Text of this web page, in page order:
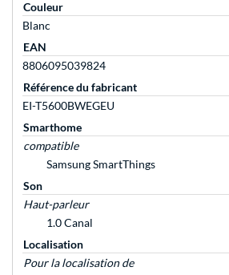
Couleur
Blanc
EAN
8806095039824
Référence du fabricant
EI-T5600BWEGEU
Smarthome
compatible
Samsung SmartThings
Son
Haut-parleur
1.0 Canal
Localisation
Pour la localisation de